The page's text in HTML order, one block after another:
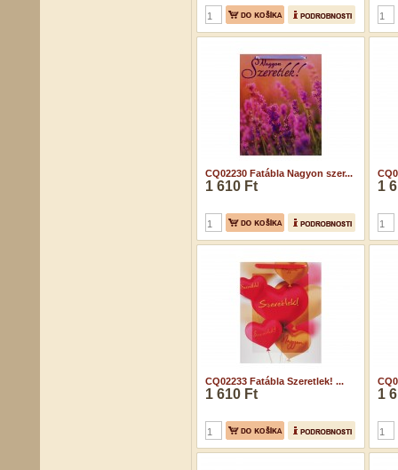
CQ02230 Fatábla Nagyon szer...
1 610 Ft 1
CQ02233 Fatábla Szeretlek! ...
1 610 Ft 1